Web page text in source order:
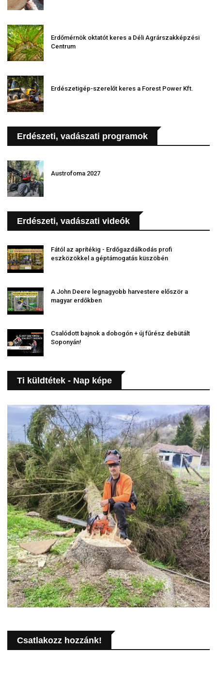
Erdőmérnök oktatót keres a Déli Agrárszakképzési
Centrum
Erdészetigép-szerelőt keres a Forest Power Kft.
Erdészeti, vadászati programok
Austrofoma 2027
Erdészeti, vadászati videók
Fától az aprítékig - Erdőgazdálkodás profi
eszközökkel a géptámogatás küszöbén
A John Deere legnagyobb harvestere először a
magyar erdőkben
Csalódott bajnok a dobogón + új fűrész debütált
Soponyán!
Ti küldtétek - Nap képe
Csatlakozz hozzánk!